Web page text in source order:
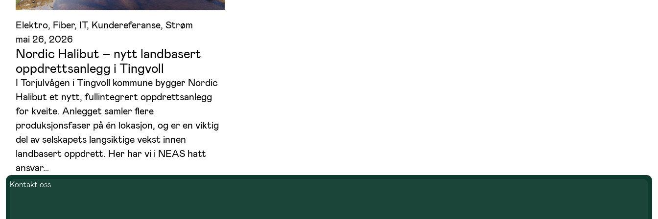
Elektro, Fiber, IT, Kundereferanse, Strøm
mai 26, 2026
Nordic Halibut – nytt landbasert
oppdrettsanlegg i Tingvoll
I Torjulvågen i Tingvoll kommune bygger Nordic
Halibut et nytt, fullintegrert oppdrettsanlegg
for kveite. Anlegget samler flere
produksjonsfaser på én lokasjon, og er en viktig
del av selskapets langsiktige vekst innen
landbasert oppdrett. Her har vi i NEAS hatt
ansvar…
Kontakt oss